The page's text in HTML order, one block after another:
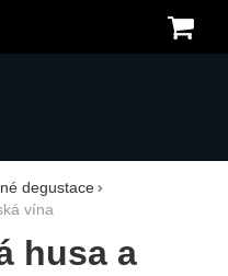
degustace
vína
husa a